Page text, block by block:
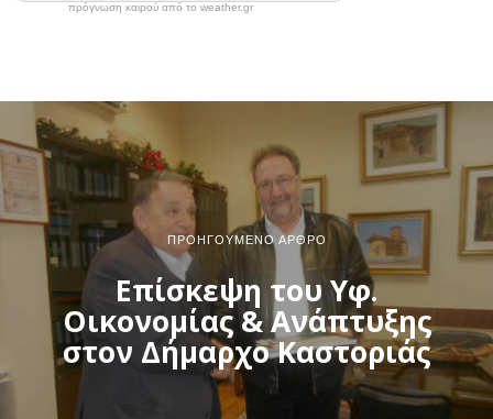
πρόγνωση καιρού από το weather.gr
ΠΡΟΗΓΟΎΜΕΝΟ ΆΡΘΡΟ
Επίσκεψη του Υφ.
Οικονομίας & Ανάπτυξης
στον Δήμαρχο Καστοριάς